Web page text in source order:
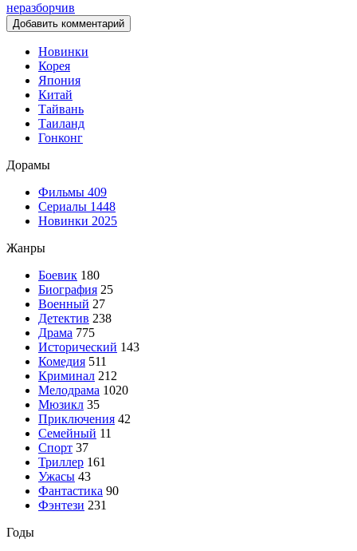
Добавить комментарий
Новинки
Корея
Япония
Китай
Тайвань
Таиланд
Гонконг
Дорамы
Фильмы 409
Сериалы 1448
Новинки 2025
Жанры
Боевик 180
Биография 25
Военный 27
Детектив 238
Драма 775
Исторический 143
Комедия 511
Криминал 212
Мелодрама 1020
Мюзикл 35
Приключения 42
Семейный 11
Спорт 37
Триллер 161
Ужасы 43
Фантастика 90
Фэнтези 231
Годы